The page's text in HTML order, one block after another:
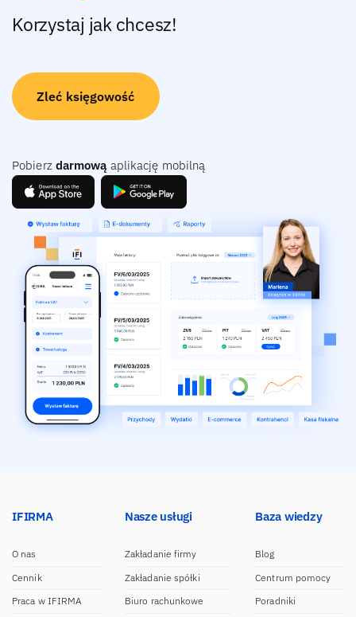
Korzystaj jak chcesz!
Zleć księgowość
Pobierz darmową aplikację mobilną
IFIRMA
O nas
Cennik
Praca w IFIRMA
Nasze usługi
Zakładanie firmy
Zakładanie spółki
Biuro rachunkowe
Baza wiedzy
Blog
Centrum pomocy
Poradniki